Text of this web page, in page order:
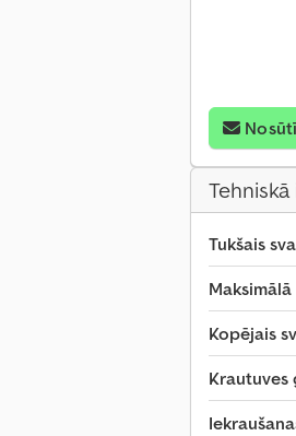
Tukšais
Kopējais
Krautuves